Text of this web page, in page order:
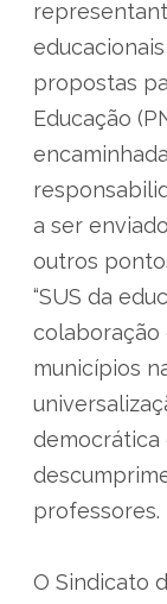
propostas
Educação
a ser
outros
“SUS da
colaboração
municípios
democrática
professores.
O Sindicato